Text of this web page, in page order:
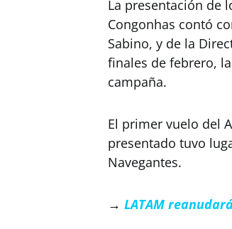
La presentación de
Congonhas contó
Sabino, y de la
finales de febrero,
campaña.
El primer vuelo del
presentado tuvo
Navegantes.
→ LATAM